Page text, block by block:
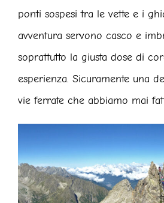
ponti sospesi tra le vette e i
avventura servono casco e
soprattutto la giusta dose di
esperienza. Sicuramente una
vie ferrate che abbiamo mai